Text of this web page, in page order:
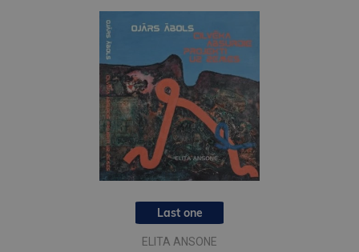
Last one
ELITA ANSONE